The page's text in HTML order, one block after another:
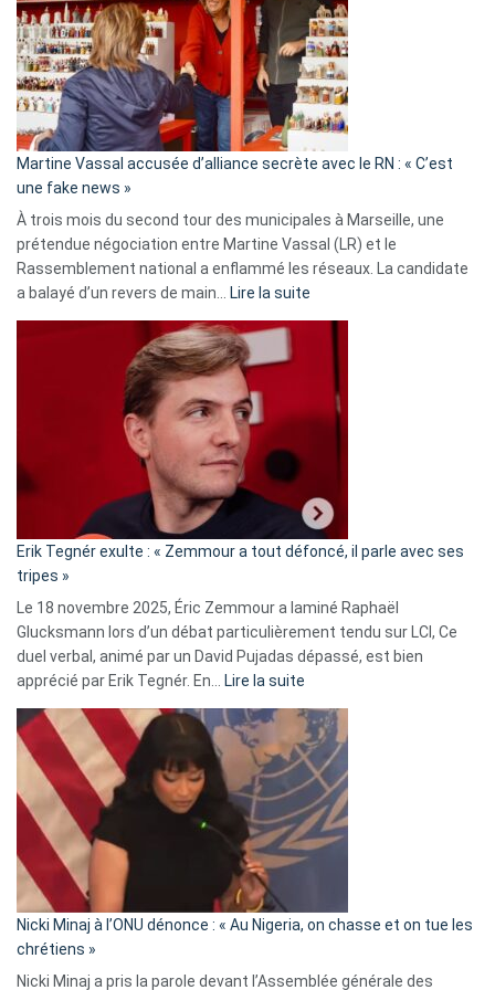
Algérie
Martine Vassal accusée d’alliance secrète avec le RN : « C’est
une fake news »
À trois mois du second tour des municipales à Marseille, une
prétendue négociation entre Martine Vassal (LR) et le
Rassemblement national a enflammé les réseaux. La candidate
a balayé d’un revers de main…
Lire la suite
d’alliance
secrète
«
C’est
fake
news
»
Erik Tegnér exulte : « Zemmour a tout défoncé, il parle avec ses
tripes »
Le 18 novembre 2025, Éric Zemmour a laminé Raphaël
Glucksmann lors d’un débat particulièrement tendu sur LCI, Ce
duel verbal, animé par un David Pujadas dépassé, est bien
apprécié par Erik Tegnér. En…
Lire la suite
Tegnér
exulte
« Zemmour
a
tout
parle
ses
Nicki Minaj à l’ONU dénonce : « Au Nigeria, on chasse et on tue les
chrétiens »
Nicki Minaj a pris la parole devant l’Assemblée générale des